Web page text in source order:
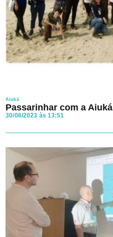
Aiuká
Passarinhar com a Aiuká
30/06/2023 às 13:51